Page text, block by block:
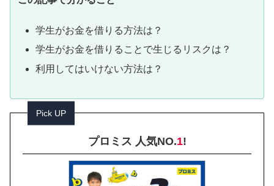
学生がお金を借りる方法は？
学生がお金を借りることで生じるリスクは？
利用してはいけない方法は？
Pick UP
プロミス 人気NO.1!